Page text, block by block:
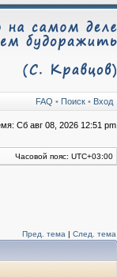
FAQ • Поиск • Вход
Сб авг 08, 2026 12:51 pm
Часовой пояс: UTC+03:00
Пред. тема | След. тема